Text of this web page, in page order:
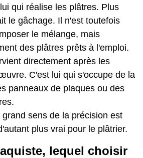
qui réalise les plâtres. Plus
le gâchage. Il n'est toutefois
le mélange, mais
des plâtres prêts à l'emploi.
directement après les
C'est lui qui s'occupe de la
panneaux de plaques ou des
sens de la précision est
plus vrai pour le plâtrier.
lequel choisir